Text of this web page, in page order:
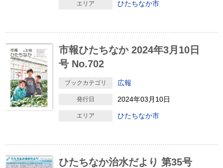
エリア ひたちなか市
市報ひたちなか 2024年3月10日
号 No.702
ブックカテゴリ 広報
発行日 2024年03月10日
エリア ひたちなか市
ひたちなか治水だより 第35号